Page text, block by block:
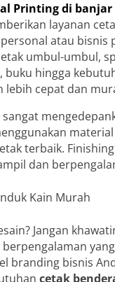
Printing di banjar
layanan
atau bisnis
umbul-umbul,
buku hingga
lebih cepat dan
sangat
terbaik.
dan
Jangan
branding bisnis
cetak